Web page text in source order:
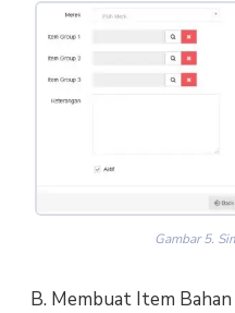
Gambar 5.
B. Membuat Item